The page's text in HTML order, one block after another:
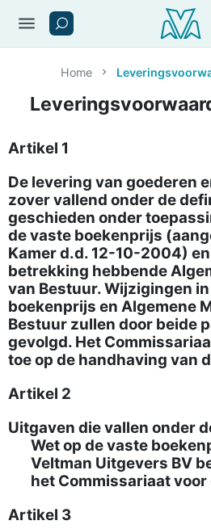
menu
Home
Artikel 1
De levering van goederen
zover vallend onder de
geschieden onder
de vaste boekenprijs
Kamer d.d. 12-10-2004)
betrekking hebbende
van Bestuur. Wijzigingen
boekenprijs en Algemene
Bestuur zullen door beide
gevolgd. Het
toe op de handhaving van
Artikel 2
Uitgaven die vallen onder
Wet op de vaste
Veltman Uitgevers BV
het Commissariaat voor
Artikel 3